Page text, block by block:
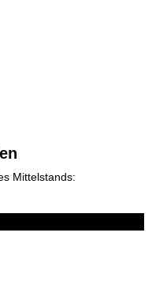
Mittelstands: